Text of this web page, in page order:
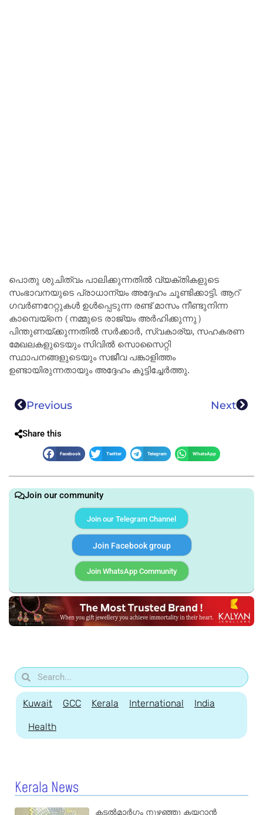
പൊതു ശുചിത്വം പാലിക്കുന്നതിൽ വ്യക്തികളുടെ
സംഭാവനയുടെ പ്രാധാന്യം അദ്ദേഹം ചൂണ്ടിക്കാട്ടി. ആറ്
ഗവർണറേറ്റുകൾ ഉൾപ്പെടുന്ന രണ്ട് മാസം നീണ്ടുനിന്ന
കാമ്പെയ്‌നെ (നമ്മുടെ രാജ്യം അർഹിക്കുന്നു)
പിന്തുണയ്ക്കുന്നതിൽ സർക്കാർ, സ്വകാര്യ, സഹകരണ
മേഖലകളുടെയും സിവിൽ സൊസൈറ്റി
സ്ഥാപനങ്ങളുടെയും സജീവ പങ്കാളിത്തം
ഉണ്ടായിരുന്നതായും അദ്ദേഹം കൂട്ടിച്ചേർത്തു.
Previous Next
Share this
Facebook Twitter Telegram WhatsApp
Join our community
Join our Telegram Channel
Join Facebook group
Join WhatsApp Community
Kuwait GCC Kerala International India
Health
Kerala News
കടൽമാർഗ്ഗം നുഴഞ്ഞു കയറാൻ